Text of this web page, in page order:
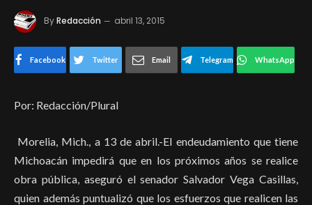
ByRedacción abril 13, 2015
Facebook Twitter Email Telegram WhatsApp
Por: Redacción/Plural
Morelia, Mich., a 13 de abril.-El endeudamiento que tiene
Michoacán impedirá que en los próximos años se realice
obra pública, aseguró el senador Salvador Vega Casillas,
quien además puntualizó que los esfuerzos que realicen las